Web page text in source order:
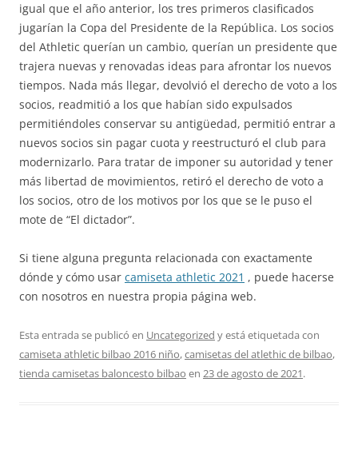
igual que el año anterior, los tres primeros clasificados
jugarían la Copa del Presidente de la República. Los socios
del Athletic querían un cambio, querían un presidente que
trajera nuevas y renovadas ideas para afrontar los nuevos
tiempos. Nada más llegar, devolvió el derecho de voto a los
socios, readmitió a los que habían sido expulsados
permitiéndoles conservar su antigüedad, permitió entrar a
nuevos socios sin pagar cuota y reestructuró el club para
modernizarlo. Para tratar de imponer su autoridad y tener
más libertad de movimientos, retiró el derecho de voto a
los socios, otro de los motivos por los que se le puso el
mote de “El dictador”.
Si tiene alguna pregunta relacionada con exactamente
dónde y cómo usar camiseta athletic 2021 , puede hacerse
con nosotros en nuestra propia página web.
Esta entrada se publicó en Uncategorized y está etiquetada con
camiseta athletic bilbao 2016 niño,camisetas del atlethic de bilbao,
tienda camisetas baloncesto bilbao en 23 de agosto de 2021.